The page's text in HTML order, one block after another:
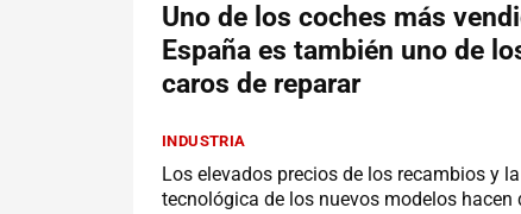
Uno de los coches más
España es también uno de
caros de reparar
INDUSTRIA
Los elevados precios de los recambios y
tecnológica de los nuevos modelos hacen